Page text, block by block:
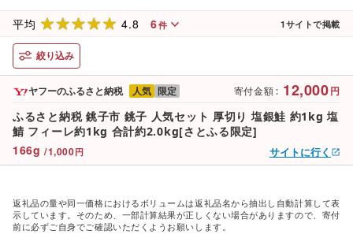
平均 4.8 6件 1サイトで掲載
絞り込み
寄付金額 : 12,000円
166g /1,000円
ヤフーのふるさと納税
ふるさと納税 銚子市 銚子 人気セット 厚切り 塩銀鮭 約1kg 塩
鯖 フィーレ約1kg 合計約2.0kg[さとふる限定]
人気 限定
サイトに行く
返礼品の量や同一価格におけるボリュームは返礼品名から抽出し自動計算して表
示しています。そのため、一部計算結果が正しくない場合がありますので、寄付
前に必ずご自身でご確認いただくようお願いします。